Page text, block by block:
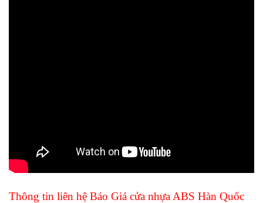
Thông tin liên hệ Báo Giá cửa nhựa ABS Hàn Quốc